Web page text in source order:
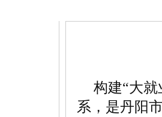
构建“大
系，是丹阳